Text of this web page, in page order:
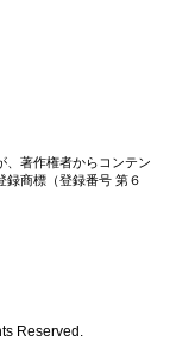
、著作権者からコンテン
録商標（登録番号 第６
Reserved.